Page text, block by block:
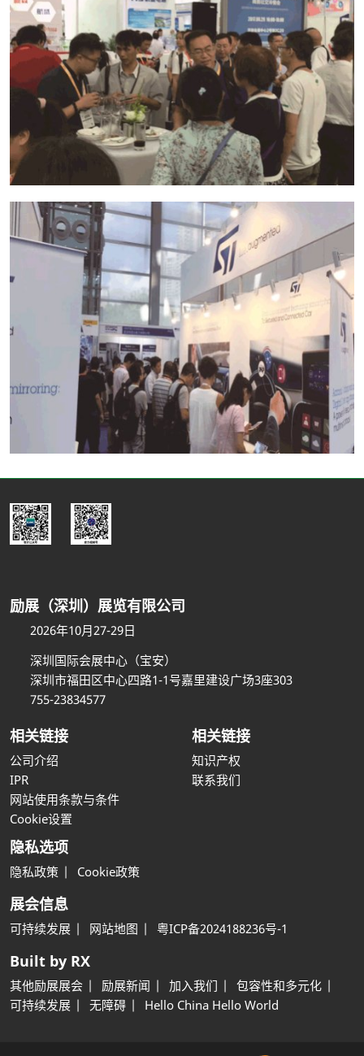
励展（深圳）展览有限公司
2026年10月27-29日
深圳国际会展中心（宝安）
深圳市福田区中心四路1-1号嘉里建设广场3座303
755-23834577
相关链接
公司介绍
IPR
网站使用条款与条件
Cookie设置
相关链接
知识产权
联系我们
隐私选项
隐私政策 Cookie政策
展会信息
可持续发展 网站地图 粤ICP备2024188236号-1
Built by RX
其他励展展会 励展新闻 加入我们
包容性和多元化
可持续发展
无障碍 Hello China Hello World